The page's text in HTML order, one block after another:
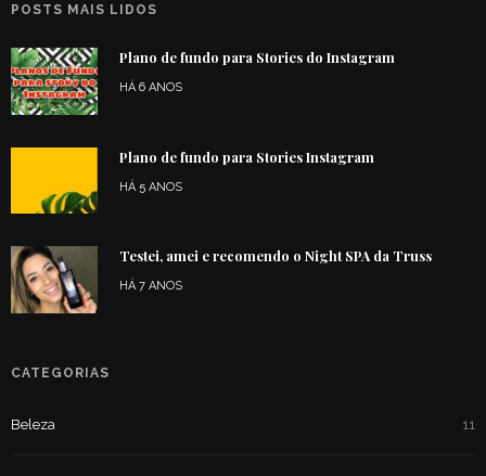
POSTS MAIS LIDOS
Plano de fundo para Stories do Instagram
HÁ 6 ANOS
Plano de fundo para Stories Instagram
HÁ 5 ANOS
Testei, amei e recomendo o Night SPA da Truss
HÁ 7 ANOS
CATEGORIAS
Beleza 11